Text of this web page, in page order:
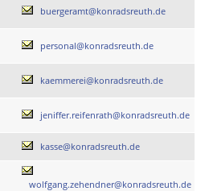
buergeramt@konradsreuth.de
personal@konradsreuth.de
kaemmerei@konradsreuth.de
jeniffer.reifenrath@konradsreuth.de
kasse@konradsreuth.de
wolfgang.zehendner@konradsreuth.de